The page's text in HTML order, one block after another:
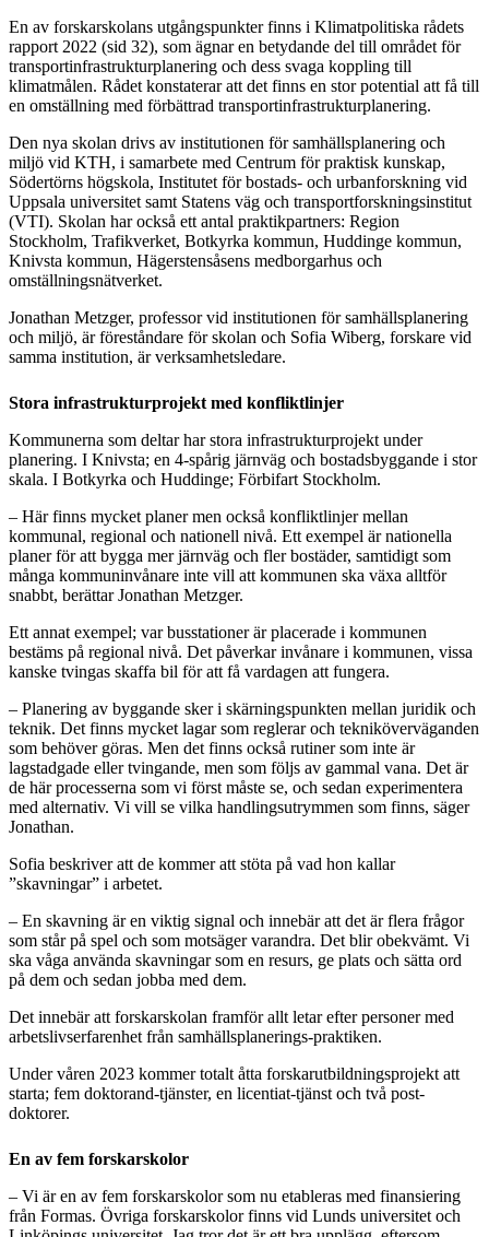
En av forskarskolans utgångspunkter finns i Klimatpolitiska rådets
rapport 2022 (sid 32), som ägnar en betydande del till området för
transportinfrastrukturplanering och dess svaga koppling till
klimatmålen. Rådet konstaterar att det finns en stor potential att få till
en omställning med förbättrad transportinfrastrukturplanering.
Den nya skolan drivs av institutionen för samhällsplanering och
miljö vid KTH, i samarbete med Centrum för praktisk kunskap,
Södertörns högskola, Institutet för bostads- och urbanforskning vid
Uppsala universitet samt Statens väg och transportforskningsinstitut
(VTI). Skolan har också ett antal praktikpartners: Region
Stockholm, Trafikverket, Botkyrka kommun, Huddinge kommun,
Knivsta kommun, Hägerstensåsens medborgarhus och
omställningsnätverket.
Jonathan Metzger, professor vid institutionen för samhällsplanering
och miljö, är föreståndare för skolan och Sofia Wiberg, forskare vid
samma institution, är verksamhetsledare.
Stora infrastrukturprojekt med konfliktlinjer
Kommunerna som deltar har stora infrastrukturprojekt under
planering. I Knivsta; en 4-spårig järnväg och bostadsbyggande i stor
skala. I Botkyrka och Huddinge; Förbifart Stockholm.
– Här finns mycket planer men också konfliktlinjer mellan
kommunal, regional och nationell nivå. Ett exempel är nationella
planer för att bygga mer järnväg och fler bostäder, samtidigt som
många kommuninvånare inte vill att kommunen ska växa alltför
snabbt, berättar Jonathan Metzger.
Ett annat exempel; var busstationer är placerade i kommunen
bestäms på regional nivå. Det påverkar invånare i kommunen, vissa
kanske tvingas skaffa bil för att få vardagen att fungera.
– Planering av byggande sker i skärningspunkten mellan juridik och
teknik. Det finns mycket lagar som reglerar och tekniköverväganden
som behöver göras. Men det finns också rutiner som inte är
lagstadgade eller tvingande, men som följs av gammal vana. Det är
de här processerna som vi först måste se, och sedan experimentera
med alternativ. Vi vill se vilka handlingsutrymmen som finns, säger
Jonathan.
Sofia beskriver att de kommer att stöta på vad hon kallar
”skavningar” i arbetet.
– En skavning är en viktig signal och innebär att det är flera frågor
som står på spel och som motsäger varandra. Det blir obekvämt. Vi
ska våga använda skavningar som en resurs, ge plats och sätta ord
på dem och sedan jobba med dem.
Det innebär att forskarskolan framför allt letar efter personer med
arbetslivserfarenhet från samhällsplanerings-praktiken.
Under våren 2023 kommer totalt åtta forskarutbildningsprojekt att
starta; fem doktorand-tjänster, en licentiat-tjänst och två post-
doktorer.
En av fem forskarskolor
– Vi är en av fem forskarskolor som nu etableras med finansiering
från Formas. Övriga forskarskolor finns vid Lunds universitet och